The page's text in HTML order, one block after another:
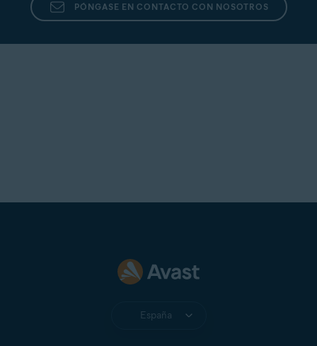
PÓNGASE EN CONTACTO CON NOSOTROS
España